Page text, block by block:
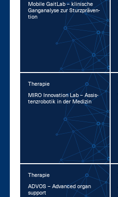
Mo­bi­le GaitLab – kli­ni­sche
Gan­gana­ly­se zur Sturz­prä­ven­
ti­on
Therapie
MI­RO In­no­va­ti­on Lab – As­sis­
tenz­ro­bo­tik in der Me­di­zin
Therapie
AD­VOS – Ad­van­ced or­gan
sup­port